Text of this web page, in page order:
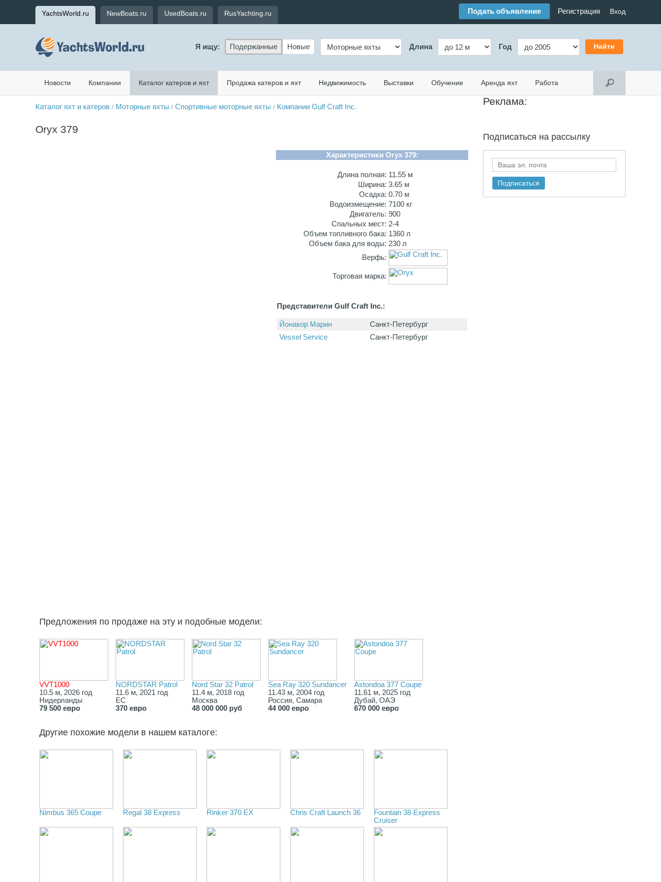
YachtsWorld.ru NewBoats.ru UsedBoats.ru RusYachting.ru Подать объявление Регистрация Вход
Я ищу: Подержанные Новые Длина Год
Новости Компании Каталог катеров и яхт Продажа катеров и яхт Недвижимость Выставки Обучение Аренда яхт Работа
Каталог яхт и катеров / Моторные яхты / Спортивные моторные яхты / Компании Gulf Craft Inc.
Oryx 379
Характеристики Oryx 379:
Длина полная: 11.55 м
Ширина: 3.65 м
Осадка: 0.70 м
Водоизмещение: 7100 кг
Двигатель: 900
Спальных мест: 2-4
Объем топливного бака: 1360 л
Объем бака для воды: 230 л
Верфь:
Торговая марка:
Представители Gulf Craft Inc.:
Йонакор Марин
Санкт-Петербург
Vessel Service
Санкт-Петербург
Предложения по продаже на эту и подобные модели:
VVT1000
10.5 м, 2026 год
Нидерланды
79 500 евро
NORDSTAR Patrol
11.6 м, 2021 год
ЕС
370 евро
Nord Star 32 Patrol
11.4 м, 2018 год
Москва
48 000 000 руб
Sea Ray 320 Sundancer
11.43 м, 2004 год
Россия, Самара
44 000 евро
Astondoa 377 Coupe
11.61 м, 2025 год
Дубай, ОАЭ
670 000 евро
Другие похожие модели в нашем каталоге:
Nimbus 365 Coupe Regal 38 Express Rinker 370 EX Chris Craft Launch 36
Fountain 38 Express
Cruiser
Реклама:
Подписаться на рассылку